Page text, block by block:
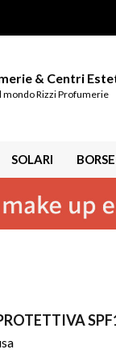
& Centri
mondo Rizzi Profumerie
SOLARI BORSE